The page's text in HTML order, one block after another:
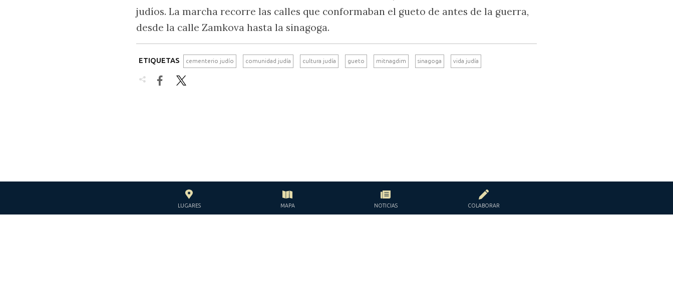
judíos. La marcha recorre las calles que conformaban el gueto de antes de la guerra,
desde la calle Zamkova hasta la sinagoga.
ETIQUETAS cementerio judío comunidad judía cultura judía gueto mitnagdim sinagoga vida judía
 
LUGARES MAPA NOTICIAS COLABORAR